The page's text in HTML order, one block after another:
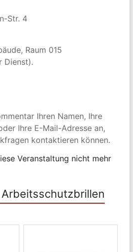
Str. 4
Raum 015
Dienst).
Ihren Namen, Ihre
Ihre E-Mail-Adresse an,
kontaktieren können.
Veranstaltung nicht mehr